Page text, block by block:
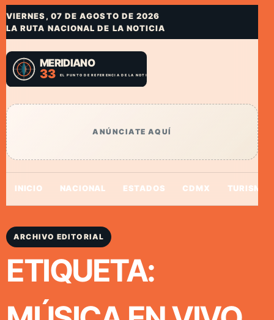
VIERNES, 07 DE AGOSTO DE 2026
LA RUTA NACIONAL DE LA NOTICIA
ANÚNCIATE AQUÍ
INICIO NACIONAL ESTADOS CDMX TURISMO
ARCHIVO EDITORIAL
ETIQUETA: